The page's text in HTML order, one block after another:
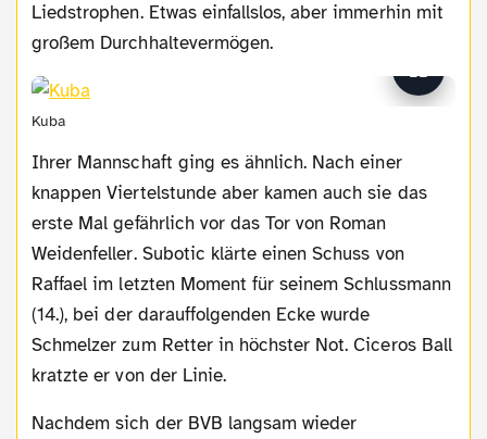
Liedstrophen. Etwas einfallslos, aber immerhin mit
großem Durchhaltevermögen.
Kuba
Ihrer Mannschaft ging es ähnlich. Nach einer
knappen Viertelstunde aber kamen auch sie das
erste Mal gefährlich vor das Tor von Roman
Weidenfeller. Subotic klärte einen Schuss von
Raffael im letzten Moment für seinem Schlussmann
(14.), bei der darauffolgenden Ecke wurde
Schmelzer zum Retter in höchster Not. Ciceros Ball
kratzte er von der Linie.
Nachdem sich der BVB langsam wieder